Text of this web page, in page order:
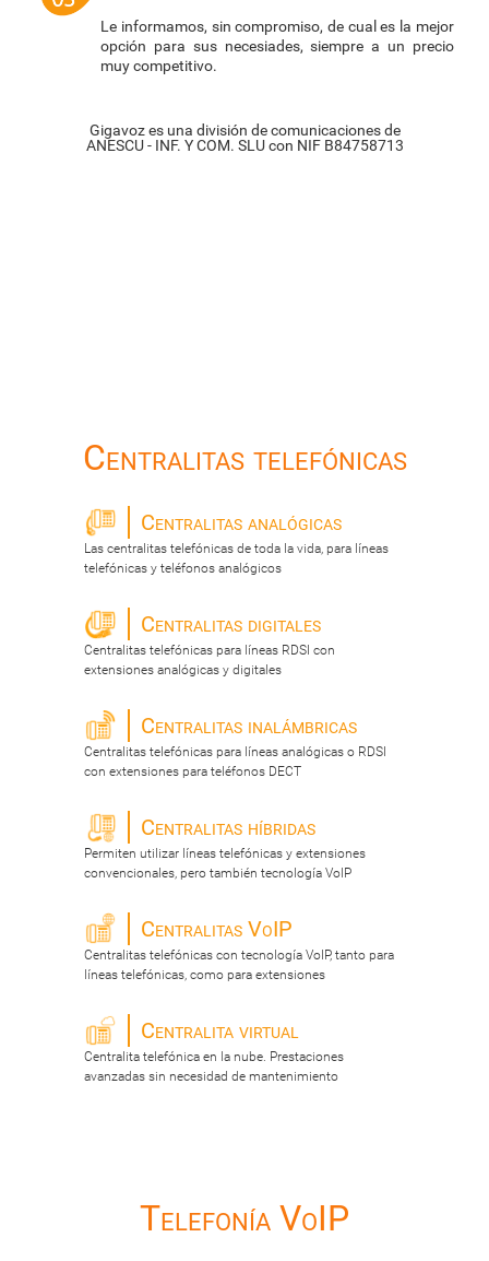
Le informamos, sin compromiso, de cual es la mejor
opción para sus necesiades, siempre a un precio
muy competitivo.
Gigavoz es una división de comunicaciones de
ANESCU - INF. Y COM. SLU con NIF B84758713
Centralitas telefónicas
Centralitas analógicas
Las centralitas telefónicas de toda la vida, para líneas
telefónicas y teléfonos analógicos
Centralitas digitales
Centralitas telefónicas para líneas RDSI con
extensiones analógicas y digitales
Centralitas inalámbricas
Centralitas telefónicas para líneas analógicas o RDSI
con extensiones para teléfonos DECT
Centralitas híbridas
Permiten utilizar líneas telefónicas y extensiones
convencionales, pero también tecnología VoIP
Centralitas VoIP
Centralitas telefónicas con tecnología VoIP, tanto para
líneas telefónicas, como para extensiones
Centralita virtual
Centralita telefónica en la nube. Prestaciones
avanzadas sin necesidad de mantenimiento
Telefonía VoIP